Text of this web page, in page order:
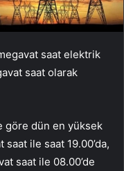
saat elektrik
saat olarak
göre dün en yüksek
ile saat 19.00’da,
saat ile 08.00’de